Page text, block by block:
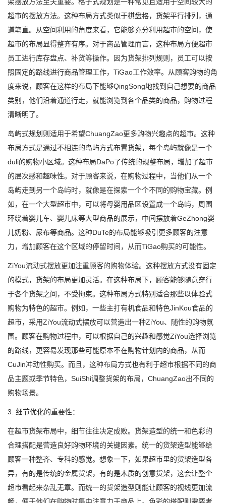
超市的摆放方法。这种布局方式类似于棋盘格，货架平行排列，通
道笔直。从空间利用的角度来看，它能够充分利用超市的空间，使
超市的布局显得整齐有序。对于商品管理而言，这种布局方便超市
员工进行库存盘点、补货等操作。因为货架排列规则，员工可以按
照固定的路线进行商品管理工作，TiGao工作效率。从顾客购物的角
度来说，顾客在这样的布局下能够QingSong地找到自己想要的商品
类别，他们沿着通道行走，就能浏览到各个品类的商品，购物过程
清晰明了。
岛屿式规划则适用于希望ChuangZao更多购物兴趣点的超市。这种
布局方式是通过不相连的岛屿方式布置货架，每个岛屿就像是一个
duli的购物小区域。这种布局DaPo了传统的规整布局，增加了超市
的层次感和趣味性。对于顾客来说，在购物过程中，当他们从一个
岛屿走到另一个岛屿时，就像是在探索一个个不同的购物宝藏。例
如，在一个大型超市中，可以将母婴用品区设置成一个岛屿，周围
环绕着婴儿车、婴儿床等大型商品的展示，中间摆放着GeZhong婴
儿奶粉、尿布等商品。这种DuTe的布局能够吸引更多顾客的注意
力，增加顾客在这个区域的停留时间，从而TiGao购买的可能性。
ZiYou流动式摆放更加注重顾客的购物体验。这种摆放方式没有固定
的模式，货架的布局更加灵活。在这种布局下，顾客能够随意穿行
于各个货架之间，不受拘束。这种布局方式特别适合那些以体验式
购物为特色的超市。例如，一些主打有机食品和特色JinKou食品的
超市，采用ZiYou流动式摆放可以营造出一种ZiYou、随性的购物氛
围。顾客在购物过程中，可以根据自己的兴趣和感觉ZiYou选择浏览
的路线，更容易发现那些可能原本不在购物计划内的商品，从而
CuJin冲动性购买。而且，这种布局方式也有利于超市根据不同的商
品主题或季节特色，SuiShi调整货架的布局，ChuangZao出不同的
购物场景。
3. 细节优化的重要性：
在超市货架布局中，细节往往决定成败。货架造型的统一和色彩的
合理搭配是营造良好购物环境的关键因素。统一的货架造型能够给
顾客一种整齐、专科的感觉。想象一下，如果超市里的货架造型各
异，有的是传统的金属货架，有的是木质的创意货架，这会让整个
超市看起来杂乱无章。而统一的货架造型则能让顾客的视线更加流
畅，便于他们在购物时集中注意力于商品上。色彩的搭配则需要考